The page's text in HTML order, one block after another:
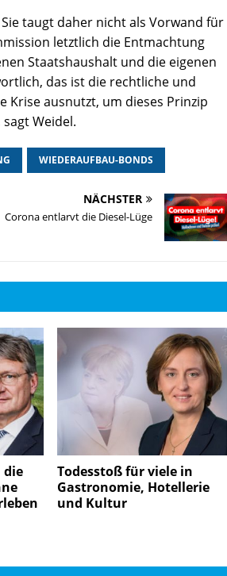
taugt daher nicht als Vorwand für
letztlich die Entmachtung
Staatshaushalt und die eigenen
das ist die rechtliche und
Krise ausnutzt, um dieses Prinzip
Weidel.
WIEDERAUFBAU-BONDS
NÄCHSTER
Corona entlarvt die Diesel-Lüge
die
Todesstoß für viele in
Gastronomie, Hotellerie
und Kultur